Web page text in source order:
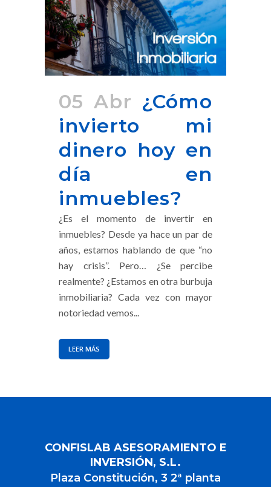
05 Abr ¿Cómo
invierto mi
dinero hoy en
día en
inmuebles?
¿Es el momento de invertir en
inmuebles? Desde ya hace un par de
años, estamos hablando de que “no
hay crisis”. Pero… ¿Se percibe
realmente? ¿Estamos en otra burbuja
inmobiliaria? Cada vez con mayor
notoriedad vemos...
LEER MÁS
CONFISLAB ASESORAMIENTO E
INVERSIÓN, S.L.
Plaza Constitución, 3 2ª planta